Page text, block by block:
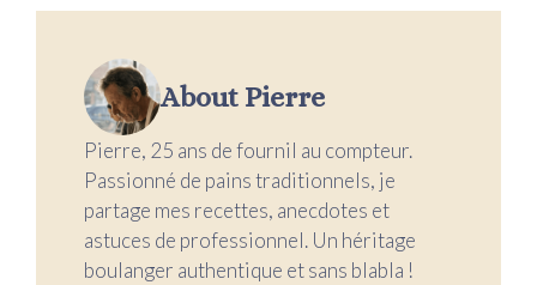
About Pierre
Pierre, 25 ans de fournil au compteur.
Passionné de pains traditionnels, je
partage mes recettes, anecdotes et
astuces de professionnel. Un héritage
boulanger authentique et sans blabla !